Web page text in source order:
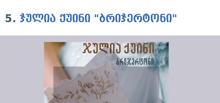
5. ჯულია ქუინი "ბრიჯერტონი"